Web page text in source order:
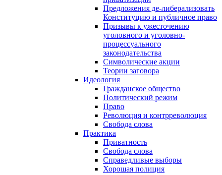
Предложения де-либерализовать
Конституцию и публичное право
Призывы к ужесточению
уголовного и уголовно-
процессуального
законодательства
Символические акции
Теории заговора
Идеология
Гражданское общество
Политический режим
Право
Революция и контрреволюция
Свобода слова
Практика
Приватность
Свобода слова
Справедливые выборы
Хорошая полиция